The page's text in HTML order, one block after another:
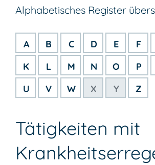
Alphabetisches Register
A B C D E F
K
L M N O P
U
V W X Y Z
Tätigkeiten mit